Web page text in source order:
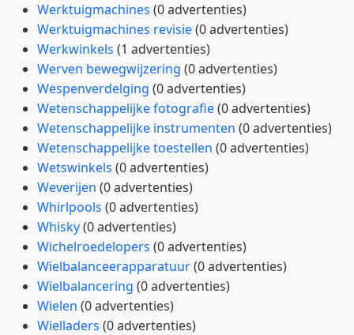
Werktuigmachines (0 advertenties)
Werktuigmachines revisie(0 advertenties)
Werkwinkels (1 advertenties)
Werven bewegwijzering (0 advertenties)
Wespenverdelging (0 advertenties)
Wetenschappelijke fotografie(0 advertenties)
Wetenschappelijke instrumenten (0 advertenties)
Wetenschappelijke toestellen (0 advertenties)
Wetswinkels (0 advertenties)
Weverijen (0 advertenties)
Whirlpools (0 advertenties)
Whisky(0 advertenties)
Wichelroedelopers (0 advertenties)
Wielbalanceerapparatuur(0 advertenties)
Wielbalancering (0 advertenties)
Wielen (0 advertenties)
Wielladers (0 advertenties)